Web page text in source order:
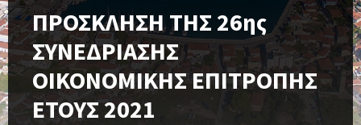
ΠΡΟΣΚΛΗΣΗ ΤΗΣ 26ης
ΣΥΝΕΔΡΙΑΣΗΣ
ΟΙΚΟΝΟΜΙΚΗΣ ΕΠΙΤΡΟΠΗΣ
ΕΤΟΥΣ 2021